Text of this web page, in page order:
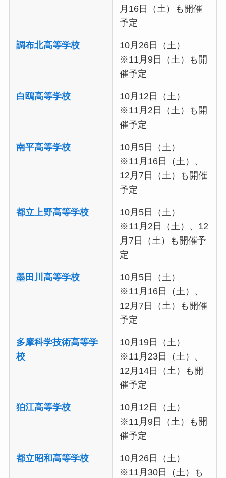
月16日（土）も開催
予定
調布北高等学校
10月26日（土）
※11月9日（土）も開
催予定
白鴎高等学校
10月12日（土）
※11月2日（土）も開
催予定
南平高等学校
10月5日（土）
※11月16日（土）、
12月7日（土）も開催
予定
都立上野高等学校
10月5日（土）
※11月2日（土）、12
月7日（土）も開催予
定
墨田川高等学校
10月5日（土）
※11月16日（土）、
12月7日（土）も開催
予定
多摩科学技術高等学
校
10月19日（土）
※11月23日（土）、
12月14日（土）も開
催予定
狛江高等学校
10月12日（土）
※11月9日（土）も開
催予定
都立昭和高等学校
10月26日（土）
※11月30日（土）も